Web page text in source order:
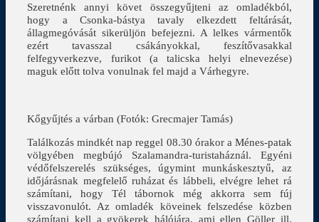
Szeretnénk annyi követ összegyűjteni az omladékból,
hogy a Csonka-bástya tavaly elkezdett feltárását,
állagmegóvását sikerüljön befejezni. A lelkes vármentők
ezért tavasszal csákányokkal, feszítővasakkal
felfegyverkezve, furikot (a talicska helyi elnevezése)
maguk előtt tolva vonulnak fel majd a Várhegyre.
Kőgyűjtés a várban (Fotók: Grecmajer Tamás)
Találkozás mindkét nap reggel 08.30 órakor a Ménes-patak
völgyében megbújó Szalamandra-turistaháznál. Egyéni
védőfelszerelés szükséges, úgymint munkáskesztyű, az
időjárásnak megfelelő ruházat és lábbeli, elvégre lehet rá
számítani, hogy Tél tábornok még akkorra sem fúj
visszavonulót. Az omladék köveinek felszedése közben
számítani kell a gyökerek hálójára, ami ellen Göller ill.